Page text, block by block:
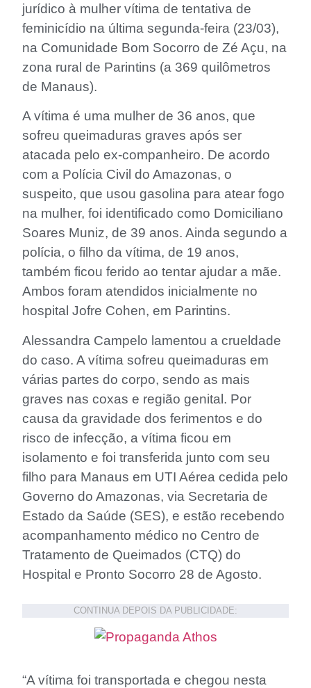
jurídico à mulher vítima de tentativa de
feminicídio na última segunda-feira (23/03),
na Comunidade Bom Socorro de Zé Açu, na
zona rural de Parintins (a 369 quilômetros
de Manaus).
A vítima é uma mulher de 36 anos, que
sofreu queimaduras graves após ser
atacada pelo ex-companheiro. De acordo
com a Polícia Civil do Amazonas, o
suspeito, que usou gasolina para atear fogo
na mulher, foi identificado como Domiciliano
Soares Muniz, de 39 anos. Ainda segundo a
polícia, o filho da vítima, de 19 anos,
também ficou ferido ao tentar ajudar a mãe.
Ambos foram atendidos inicialmente no
hospital Jofre Cohen, em Parintins.
Alessandra Campelo lamentou a crueldade
do caso. A vítima sofreu queimaduras em
várias partes do corpo, sendo as mais
graves nas coxas e região genital. Por
causa da gravidade dos ferimentos e do
risco de infecção, a vítima ficou em
isolamento e foi transferida junto com seu
filho para Manaus em UTI Aérea cedida pelo
Governo do Amazonas, via Secretaria de
Estado da Saúde (SES), e estão recebendo
acompanhamento médico no Centro de
Tratamento de Queimados (CTQ) do
Hospital e Pronto Socorro 28 de Agosto.
CONTINUA DEPOIS DA PUBLICIDADE:
“A vítima foi transportada e chegou nesta